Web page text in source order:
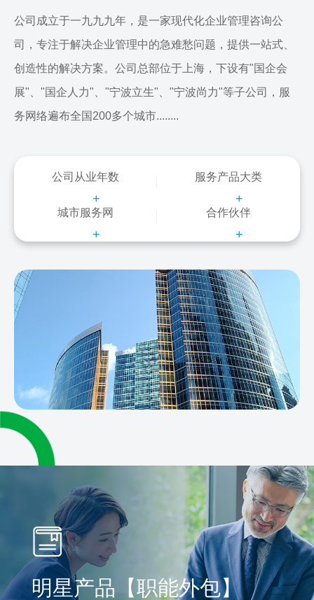
公司成立于一九九九年，是一家现代化企业管理咨询公
司，专注于解决企业管理中的急难愁问题，提供一站式、
创造性的解决方案。公司总部位于上海，下设有"国企会
展"、"国企人力"、"宁波立生"、"宁波尚力"等子公司，服
务网络遍布全国200多个城市........
公司从业年数
+
服务产品大类
+
城市服务网
+
合作伙伴
+
明星产品【职能外包】